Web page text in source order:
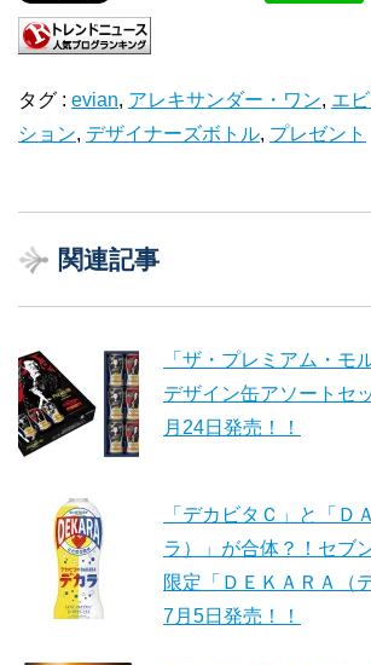
タグ : evian, アレキサンダー・ワン, エ
ション, デザイナーズボトル, プレゼント
関連記事
「ザ・プレミアム・モ
デザイン缶アソートセ
月24日発売！！
「デカビタＣ」と「Ｄ
ラ）」が合体？！セブ
限定「ＤＥＫＡＲＡ（
7月5日発売！！